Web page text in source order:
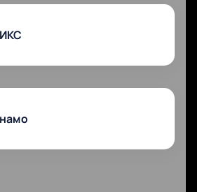
безопасная оплата,
отправка электронных
схема поможет выбрать
баскетбола.
для корпоративных
билет по телефону — менеджер
вариант.
Ожидается напряжённая